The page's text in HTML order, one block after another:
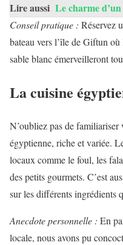
Lire aussi Le charme
Conseil pratique : Réservez
bateau vers l’île de Giftun
sable blanc émerveilleront
La cuisine
N’oubliez pas de familiariser
égyptienne, riche et variée.
locaux comme le foul, les
des petits gourmets. C’est
sur les différents ingrédients
Anecdote personnelle : En
locale, nous avons pu